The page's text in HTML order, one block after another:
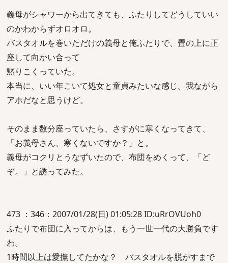
義母がシャワーから出てきても、ふたりしてどうしていい
のかわからずオロオロ。
バスタオルを巻いただけの義母と俺ふたりで、畳の上に正
座して向かい合って
黙りこくっていた。
本当に、いい年こいて処女と童貞みたいな感じ。我ながら
アホだなと思うけど。
そのまま数分座っていたら、さすがに寒くなってきて、
「お義母さん、寒くないですか？」と。
義母がコクリとうなずいたので、布団をめくって、「ど
ぞ。」と誘ってみた。
473 ：346：2007/01/28(日) 01:05:28 ID:uRrOVUoh0
ふたりで布団に入ってからは、もう一世一代の大勝負です
わ。
1時間以上は愛撫してたかな？ バスタオルを脱がすまで